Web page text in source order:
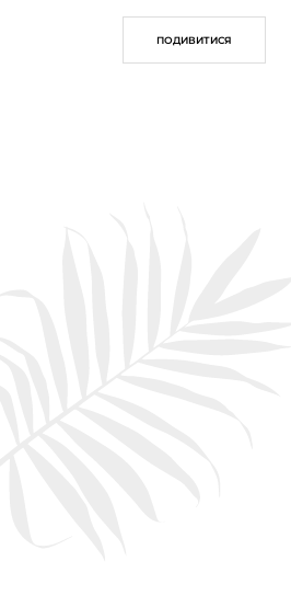
ПОДИВИТИСЯ